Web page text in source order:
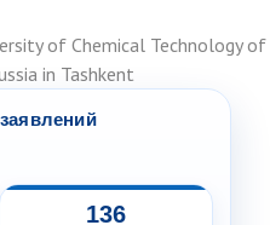
of Chemical Technology of
in Tashkent
136